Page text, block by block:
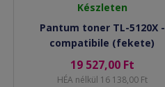
Készleten
Pantum toner TL-5120X -
compatibile (fekete)
19 527,00 Ft
HÉA nélkül 16 138,00 Ft